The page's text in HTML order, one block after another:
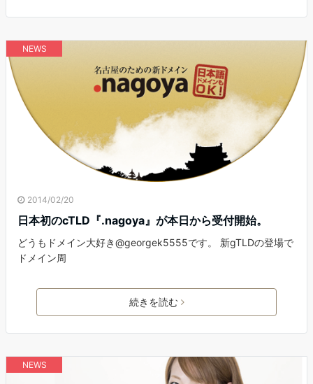
NEWS
2014/02/20
日本初のcTLD『.nagoya』が本日から受付開始。
どうもドメイン大好き@georgek5555です。 新gTLDの登場で
ドメイン周
続きを読む
NEWS